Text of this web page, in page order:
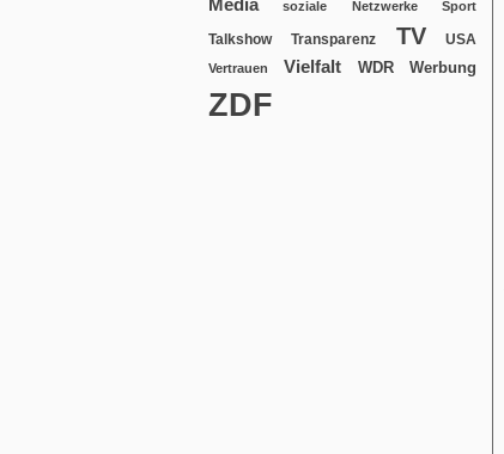
Media
soziale Netzwerke Sport
Talkshow Transparenz TV USA
Vertrauen Vielfalt WDR Werbung
ZDF